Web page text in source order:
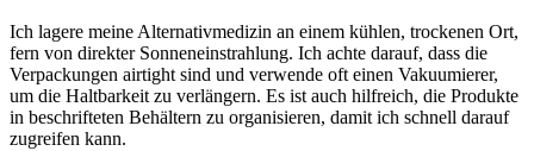
Ich lagere meine Alternativmedizin an einem kühlen, trockenen Ort,
fern von direkter Sonneneinstrahlung. Ich achte darauf, dass die
Verpackungen airtight sind und verwende‌ oft einen Vakuumierer,
um die Haltbarkeit zu verlängern. Es ist auch hilfreich, die⁢ Produkte
in beschrifteten Behältern zu organisieren, damit ich schnell darauf
zugreifen kann.